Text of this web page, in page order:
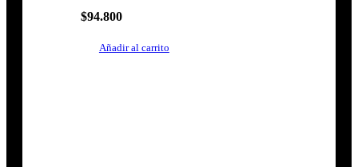
$94.800
Añadir al carrito